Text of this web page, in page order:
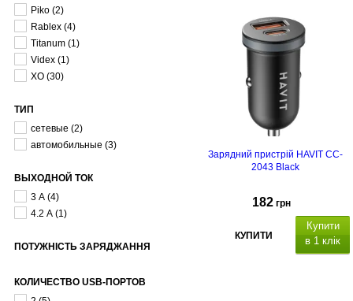
Piko (2)
Rablex (4)
Titanum (1)
Videx (1)
XO (30)
ТИП
сетевые (2)
автомобильные (3)
ВЫХОДНОЙ ТОК
3 А (4)
4.2 А (1)
ПОТУЖНІСТЬ ЗАРЯДЖАННЯ
КОЛИЧЕСТВО USB-ПОРТОВ
Зарядний пристрій HAVIT CC-
2043 Black
182 грн
КУПИТИ
Купити
в 1 клік